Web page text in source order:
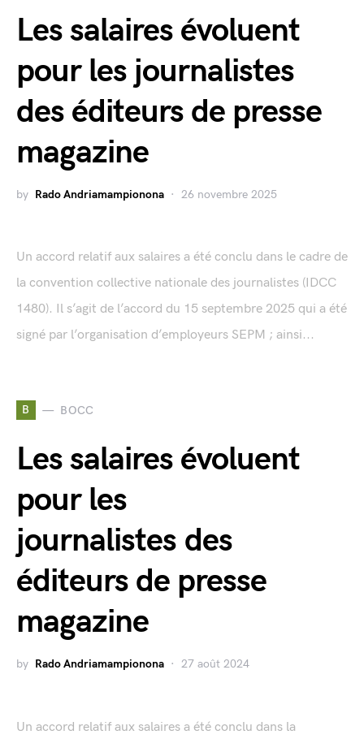
Les salaires évoluent
pour les journalistes
des éditeurs de presse
magazine
by Rado Andriamampionona 26 novembre 2025
Un accord relatif aux salaires a été conclu dans le cadre de
la convention collective nationale des journalistes (IDCC
1480). Il s’agit de l’accord du 15 septembre 2025 qui a été
signé par l’organisation d’employeurs SEPM ; ainsi...
B BOCC
Les salaires évoluent
pour les
journalistes des
éditeurs de presse
magazine
by Rado Andriamampionona 27 août 2024
Un accord relatif aux salaires a été conclu dans la